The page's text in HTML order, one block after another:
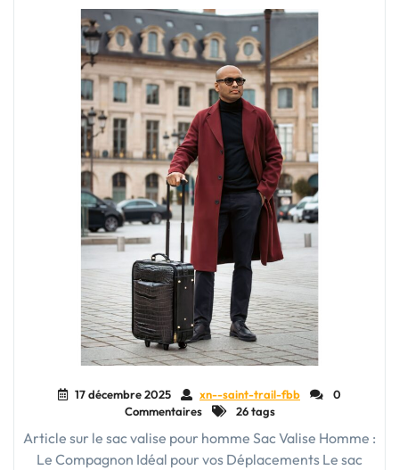
idéal
pour
explorer
le
monde"
17 décembre 2025 xn--saint-trail-fbb
0
Commentaires
26 tags
Article sur le sac valise pour homme Sac Valise Homme :
Le Compagnon Idéal pour vos Déplacements Le sac